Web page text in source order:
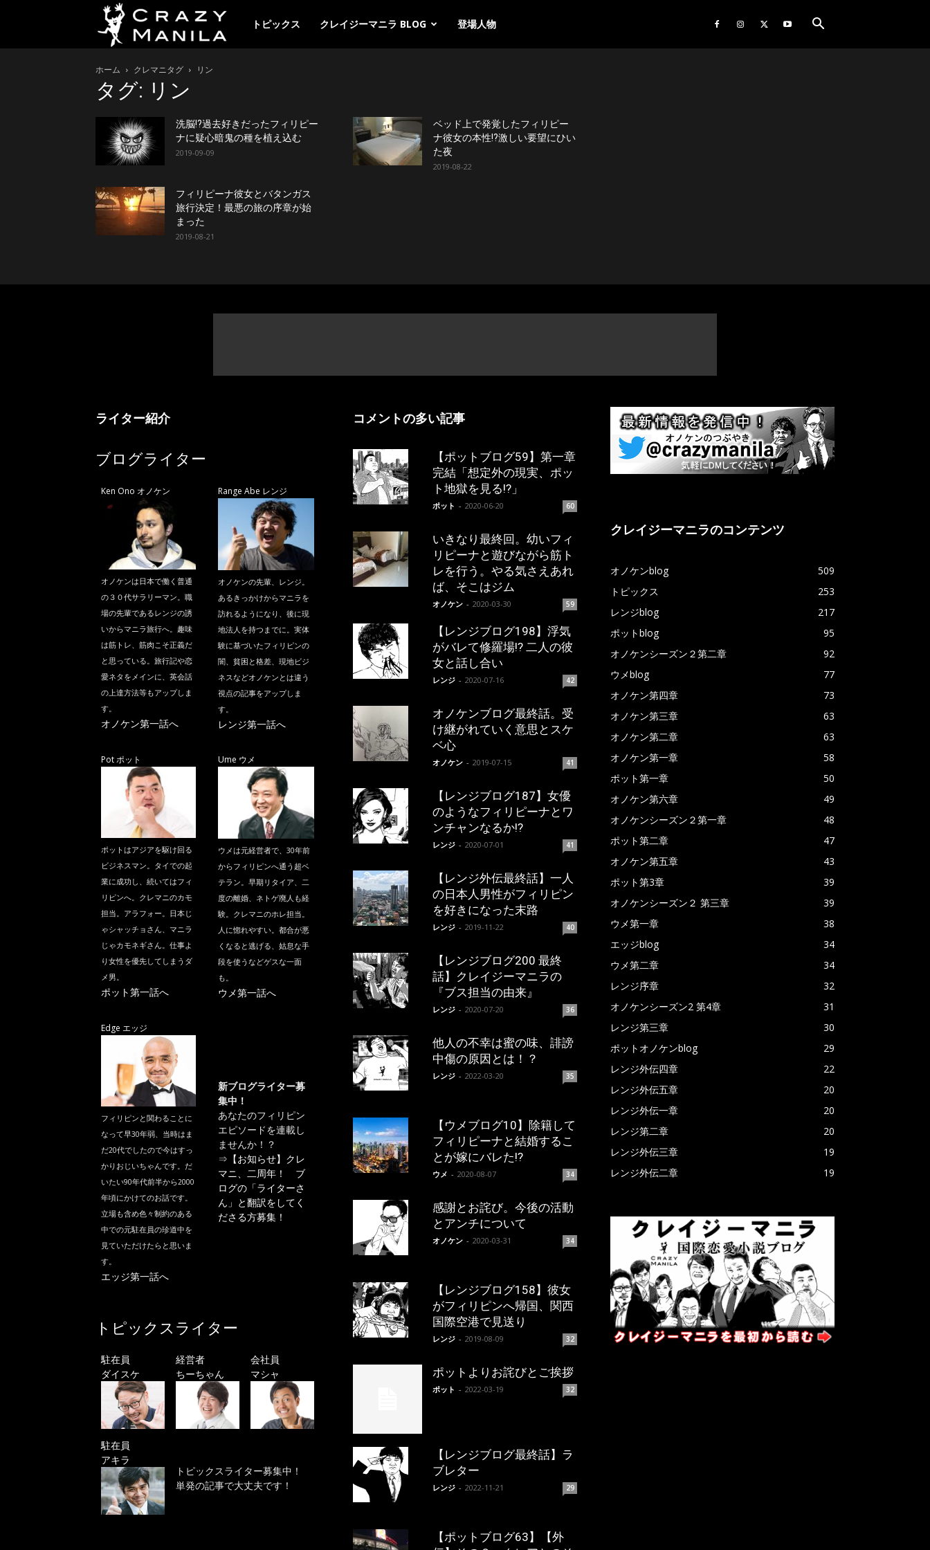
イ
ニ
トピックス クレイジーマニラ BLOG 登場人物
ホーム クレマニタグ リン
タグ: リン
洗脳!?過去好きだったフィリピー
ナに疑心暗鬼の種を植え込む
2019-09-09
ベッド上で発覚したフィリピー
ナ彼女の本性!?激しい要望にひい
た夜
2019-08-22
フィリピーナ彼女とバタンガス
旅行決定！最悪の旅の序章が始
まった
2019-08-21
ライター紹介
ブログライター
Ken Ono オノケン
オノケンは日本で働く普通
の３０代サラリーマン。職
場の先輩であるレンジの誘
いからマニラ旅行へ。趣味
は筋トレ、筋肉こそ正義だ
と思っている。旅行記や恋
愛ネタをメインに、英会話
の上達方法等もアップしま
す。
オノケン第一話へ
Range Abe レンジ
オノケンの先輩、レンジ。
あるきっかけからマニラを
訪れるようになり、後に現
地法人を持つまでに。実体
験に基づいたフィリピンの
闇、貧困と格差、現地ビジ
ネスなどオノケンとは違う
視点の記事をアップしま
す。
レンジ第一話へ
Pot ポット
ポットはアジアを駆け回る
ビジネスマン。タイでの起
業に成功し、続いてはフィ
リピンへ。クレマニのカモ
担当。アラフォー。日本じ
ゃシャッチョさん、マニラ
じゃカモネギさん。仕事よ
り女性を優先してしまうダ
メ男。
ポット第一話へ
Ume ウメ
ウメは元経営者で、30年前
からフィリピンへ通う超ベ
テラン。早期リタイア、二
度の離婚、ネトゲ廃人も経
験。クレマニのホレ担当。
人に惚れやすい。都合が悪
くなると逃げる、姑息な手
段を使うなどゲスな一面
も。
ウメ第一話へ
Edge エッジ
フィリピンと関わることに
なって早30年弱、当時はま
だ20代でしたので今はすっ
かりおじいちゃんです。だ
いたい90年代前半から2000
年頃にかけてのお話です。
立場も含め色々制約のある
中での元駐在員の珍道中を
見ていただけたらと思いま
す。
エッジ第一話へ
新ブログライター募
集中！
あなたのフィリピン
エピソードを連載し
ませんか！？
⇒ 【お知らせ】クレ
マニ、二周年！ ブ
ログの「ライターさ
ん」と翻訳をしてく
ださる方募集！
トピックスライター
駐在員
ダイスケ
経営者
ちーちゃん
会社員
マシャ
駐在員
アキラ
トピックスライター募集中！
単発の記事で大丈夫です！
コメントの多い記事
【ポットブログ59】第一章
完結「想定外の現実、ポッ
ト地獄を見る!?」
ポット - 2020-06-20 60
いきなり最終回。幼いフィ
リピーナと遊びながら筋ト
レを行う。やる気さえあれ
ば、そこはジム
オノケン - 2020-03-30 59
【レンジブログ198】浮気
がバレて修羅場!? 二人の彼
女と話し合い
レンジ - 2020-07-16 42
オノケンブログ最終話。受
け継がれていく意思とスケ
ベ心
オノケン - 2019-07-15 41
【レンジブログ187】女優
のようなフィリピーナとワ
ンチャンなるか!?
レンジ - 2020-07-01 41
【レンジ外伝最終話】一人
の日本人男性がフィリピン
を好きになった末路
レンジ - 2019-11-22 40
【レンジブログ200 最終
話】クレイジーマニラの
『ブス担当の由来』
レンジ - 2020-07-20 36
他人の不幸は蜜の味、誹謗
中傷の原因とは！？
レンジ - 2022-03-20 35
【ウメブログ10】除籍して
フィリピーナと結婚するこ
とが嫁にバレた!?
ウメ - 2020-08-07 34
感謝とお詫び。今後の活動
とアンチについて
オノケン - 2020-03-31 34
【レンジブログ158】彼女
がフィリピンへ帰国、関西
国際空港で見送り
レンジ - 2019-08-09 32
ポットよりお詫びとご挨拶
ポット - 2022-03-19 32
【レンジブログ最終話】ラ
ブレター
レンジ - 2022-11-21 29
【ポットブログ63】【外
クレイジーマニラのコンテンツ
オノケンblog
509
トピックス
253
レンジblog
217
ポットblog
95
オノケンシーズン２第二章
92
ウメblog
77
オノケン第四章
73
オノケン第三章
63
オノケン第二章
63
オノケン第一章
58
ポット第一章
50
オノケン第六章
49
オノケンシーズン２第一章
48
ポット第二章
47
オノケン第五章
43
ポット第3章
39
オノケンシーズン２ 第三章
39
ウメ第一章
38
エッジblog
34
ウメ第二章
34
レンジ序章
32
オノケンシーズン2 第4章
31
レンジ第三章
30
ポットオノケンblog
29
レンジ外伝四章
22
レンジ外伝五章
20
レンジ外伝一章
20
レンジ第二章
20
レンジ外伝三章
19
レンジ外伝二章
19